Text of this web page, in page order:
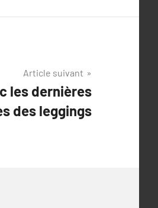
Article suivant
les dernières
des leggings